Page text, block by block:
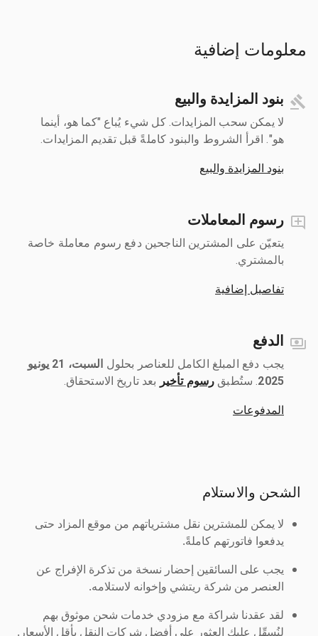
معلومات إضافية
بنود المزايدة والبيع
لا يمكن سحب المزايدات. كل شيء يُباع "كما هو، أينما
هو". اقرأ الشروط والبنود كاملةً قبل تقديم المزايدات.
بنود المزايدة والبيع
رسوم المعاملات
يتعيّن على المشترين الناجحين دفع رسوم معاملة خاصة
بالمشتري.
تفاصيل إضافية
الدفع
يجب دفع المبلغ الكامل للعناصر بحلول ‎
السبت، 21 يونيو
2025
رسوم تأخير بعد تاريخ الاستحقاق.
المدفوعات
الشحن والاستلام
لا يمكن للمشترين نقل مشترياتهم من موقع المزاد حتى
يدفعوا فاتورتهم كاملةً.
يجب على السائقين إحضار نسخة من تذكرة الإفراج عن
العنصر من شركة ريتشي وإخوانه لاستلامه.
لقد عقدنا شراكة مع مزودي خدمات شحن موثوق بهم
لنُسهِّل عليك العثور على أفضل شركات النقل بأقل الأسعار.